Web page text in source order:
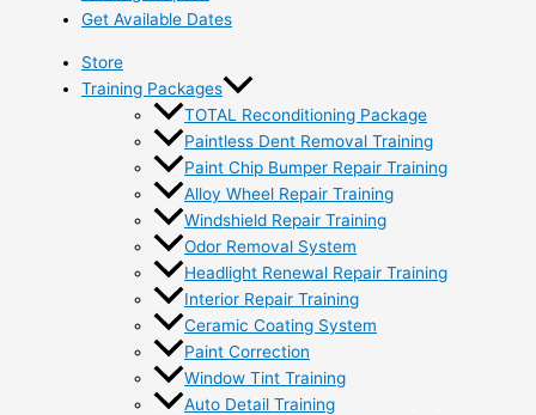
Get Available Dates
Store
Training Packages
TOTAL Reconditioning Package
Paintless Dent Removal Training
Paint Chip Bumper Repair Training
Alloy Wheel Repair Training
Windshield Repair Training
Odor Removal System
Headlight Renewal Repair Training
Interior Repair Training
Ceramic Coating System
Paint Correction
Window Tint Training
Auto Detail Training